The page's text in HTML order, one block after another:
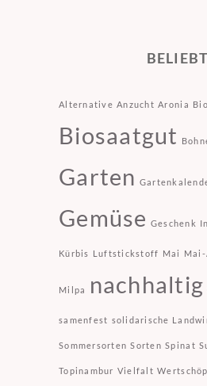
BELIEBT
Alternative Anzucht Aronia
Biosaatgut
Garten
Gemüse Geschenk
Kürbis Luftstickstoff Mai Mai-
Milpa nachhaltig
samenfest solidarische
Sommersorten Sorten Spinat
Topinambur Vielfalt